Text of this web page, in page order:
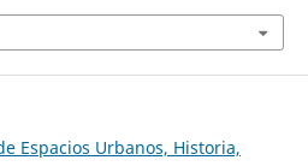
Espacios Urbanos, Historia,